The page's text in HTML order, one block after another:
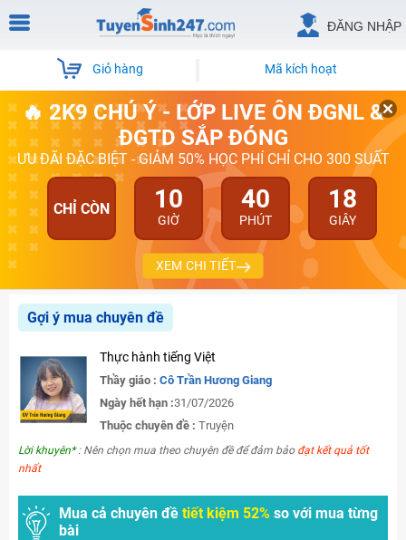
ĐĂNG NHẬP
Giỏ hàng Mã kích hoạt
🔥 2K9 CHÚ Ý - LỚP LIVE ÔN ĐGNL &
ĐGTD SẮP ĐÓNG
ƯU ĐÃI ĐẶC BIỆT - GIẢM 50% HỌC PHÍ CHỈ CHO 300 SUẤT
CHỈ CÒN 10
GIỜ
40
PHÚT
18
GIÂY
XEM CHI TIẾT
Gợi ý mua chuyên đề
Thực hành tiếng Việt
Thầy giáo : Cô Trần Hương Giang
Ngày hết hạn :31/07/2026
Thuộc chuyên đề : Truyện
Lời khuyên*: Nên chọn mua theo chuyên đề để đảm bảo đạt kết quả tốt
nhất
Mua cả chuyên đề tiết kiệm 52% so với mua từng
bài